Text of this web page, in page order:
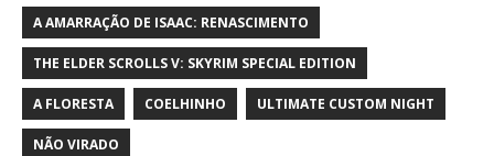
A AMARRAÇÃO DE ISAAC: RENASCIMENTO
THE ELDER SCROLLS V: SKYRIM SPECIAL EDITION
A FLORESTA COELHINHO ULTIMATE CUSTOM NIGHT
NÃO VIRADO